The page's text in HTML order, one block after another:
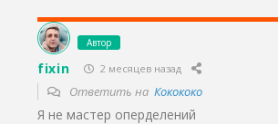
Автор
fixin 2 месяцев назад
Ответить на Кокококо
Я не мастер оперделений